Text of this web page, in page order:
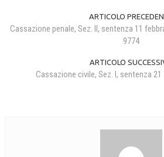
HUMAN RESOURCES
ARTICOLO
Cassazione penale, Sez. II, sentenza 11
9774
ARTICOLO
Cassazione civile, Sez. I, sentenza 21